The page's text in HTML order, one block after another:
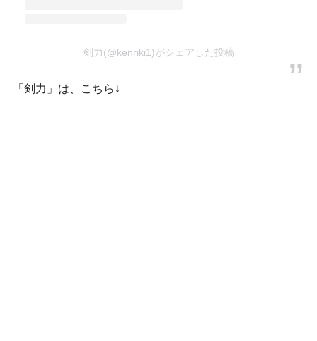
剣力(@kenriki1)がシェアした投稿
「剣力」は、こちら↓